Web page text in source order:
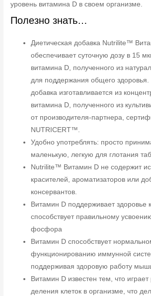
уровень витамина D в своем организме.
Полезно знать…
Диетическая добавка Nutrilite™
обеспечивает суточную дозу в 15
витамина D, полученного из
для поддержания общего здоровья.
добавка изготавливается из
витамина D, полученного из
от производителя-партнера,
NUTRICERT™.
Удобно употреблять: просто
маленькую, легкую для глотания
Nutrilite™ Витамин D не содержит
красителей, ароматизаторов или
консервантов.
Витамин D поддерживает здоровье
способствует правильному
фосфора
Витамин D способствует
функционированию иммунной
поддерживая здоровую работу
Витамин D известен тем, что
деления клеток в организме, что